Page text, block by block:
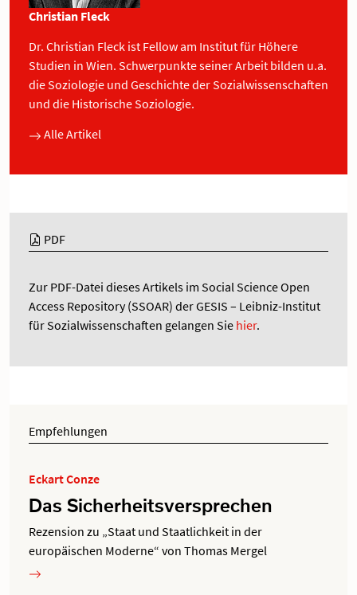
Christian Fleck
Dr. Christian Fleck ist Fellow am Institut für Höhere
Studien in Wien. Schwerpunkte seiner Arbeit bilden u.a.
die Soziologie und Geschichte der Sozialwissenschaften
und die Historische Soziologie.
Alle Artikel
PDF
Zur PDF-Datei dieses Artikels im Social Science Open
Access Repository (SSOAR) der GESIS – Leibniz-Institut
für Sozialwissenschaften gelangen Sie hier.
Empfehlungen
Eckart Conze
Das Sicherheitsversprechen
Rezension zu „Staat und Staatlichkeit in der
europäischen Moderne“ von Thomas Mergel